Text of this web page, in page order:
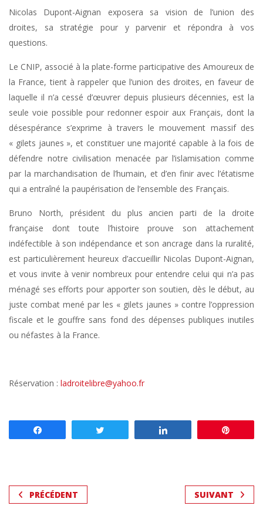
Nicolas Dupont-Aignan exposera sa vision de l’union des
droites, sa stratégie pour y parvenir et répondra à vos
questions.
Le CNIP, associé à la plate-forme participative des Amoureux de
la France, tient à rappeler que l’union des droites, en faveur de
laquelle il n’a cessé d’œuvrer depuis plusieurs décennies, est la
seule voie possible pour redonner espoir aux Français, dont la
désespérance s’exprime à travers le mouvement massif des
« gilets jaunes », et constituer une majorité capable à la fois de
défendre notre civilisation menacée par l’islamisation comme
par la marchandisation de l’humain, et d’en finir avec l’étatisme
qui a entraîné la paupérisation de l’ensemble des Français.
Bruno North, président du plus ancien parti de la droite
française dont toute l’histoire prouve son attachement
indéfectible à son indépendance et son ancrage dans la ruralité,
est particulièrement heureux d’accueillir Nicolas Dupont-Aignan,
et vous invite à venir nombreux pour entendre celui qui n’a pas
ménagé ses efforts pour apporter son soutien, dès le début, au
juste combat mené par les « gilets jaunes » contre l’oppression
fiscale et le gouffre sans fond des dépenses publiques inutiles
ou néfastes à la France.
Réservation : ladroitelibre@yahoo.fr
PRÉCÉDENT SUIVANT